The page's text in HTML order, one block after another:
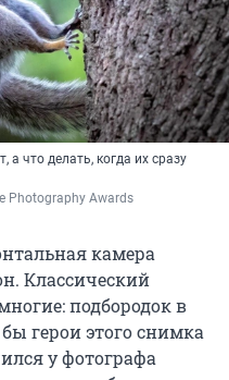
а что делать, когда их сразу
Photography Awards
камера
Классический
подбородок в
герои этого снимка
у фотографа